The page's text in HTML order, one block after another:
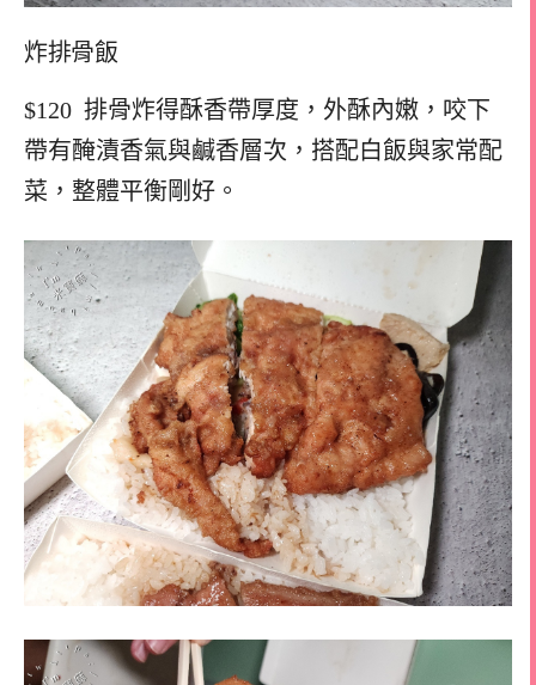
炸排骨飯
$120 排骨炸得酥香帶厚度，外酥內嫩，咬下
帶有醃漬香氣與鹹香層次，搭配白飯與家常配
菜，整體平衡剛好。